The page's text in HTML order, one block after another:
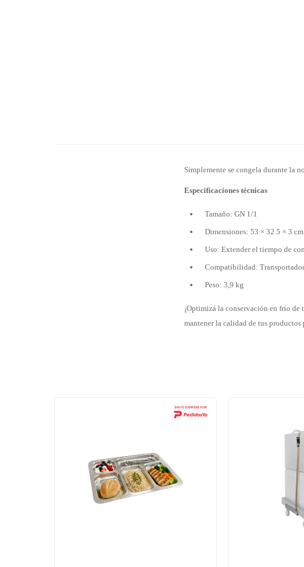
Simplemente se congela durante la
Especificaciones técnicas
Tamaño: GN 1/1
Dimensiones: 53 × 32.5 × 3 cm
Uso: Extender el tiempo de
Compatibilidad:
Peso: 3,9 kg
¡Optimizá la conservación en frío de
mantener la calidad de tus productos